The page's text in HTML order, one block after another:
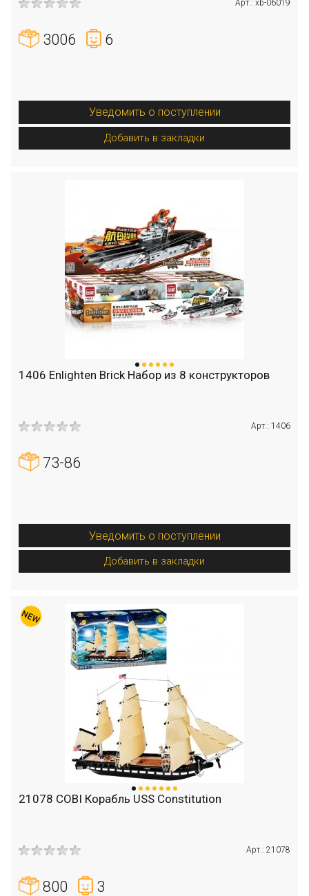
Арт.: xb-06019
3006 6
Уведомить о поступлении
Добавить в закладки
1406 Enlighten Brick Набор из 8 конструкторов
Арт.: 1406
73-86
Уведомить о поступлении
Добавить в закладки
21078 COBI Корабль USS Constitution
Арт.: 21078
800 3